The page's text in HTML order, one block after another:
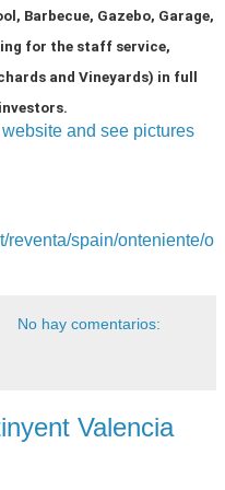
Barbecue, Gazebo, Garage,
for the staff service,
and Vineyards) in full
and see pictures
reventa/spain/onteniente/o
No hay comentarios:
Valencia